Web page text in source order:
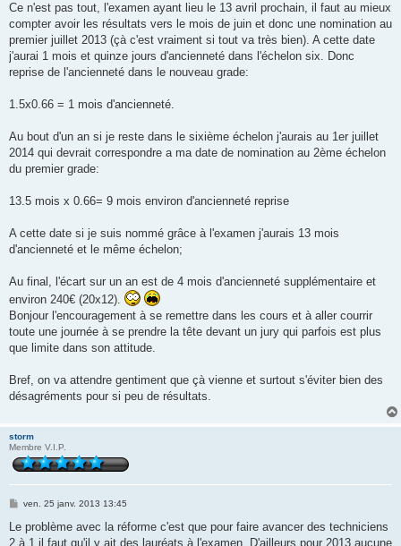
Ce n'est pas tout, l'examen ayant lieu le 13 avril prochain, il faut au mieux
compter avoir les résultats vers le mois de juin et donc une nomination au
premier juillet 2013 (çà c'est vraiment si tout va très bien). A cette date
j'aurai 1 mois et quinze jours d'ancienneté dans l'échelon six. Donc
reprise de l'ancienneté dans le nouveau grade:
1.5x0.66 = 1 mois d'ancienneté.
Au bout d'un an si je reste dans le sixième échelon j'aurais au 1er juillet
2014 qui devrait correspondre a ma date de nomination au 2ème échelon
du premier grade:
13.5 mois x 0.66= 9 mois environ d'ancienneté reprise
A cette date si je suis nommé grâce à l'examen j'aurais 13 mois
d'ancienneté et le même échelon;
Au final, l'écart sur un an est de 4 mois d'ancienneté supplémentaire et
environ 240€ (20x12).
Bonjour l'encouragement à se remettre dans les cours et à aller courrir
toute une journée à se prendre la tête devant un jury qui parfois est plus
que limite dans son attitude.
Bref, on va attendre gentiment que çà vienne et surtout s'éviter bien des
désagréments pour si peu de résultats.
storm
Membre V.I.P.
M
s
ven. 25 janv. 2013 13:45
Le problème avec la réforme c'est que pour faire avancer des techniciens
2 à 1 il faut qu'il y ait des lauréats à l'examen. D'ailleurs pour 2013 aucune